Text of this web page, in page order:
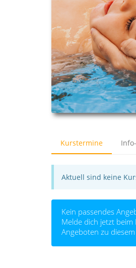
Kurstermine
Aktuell sind keine
Kein passendes
Melde dich jetzt
Angeboten zu